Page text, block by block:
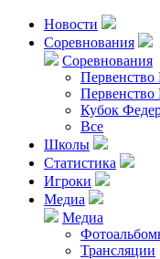
Новости
Соревнования
Соревнования
Кубок
Все
Школы
Статистика
Игроки
Медиа
Медиа
Трансляции